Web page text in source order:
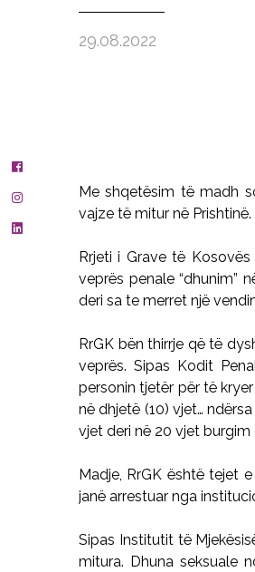
29.08.2022
Me shqetësim të madh
vajze të mitur në Prishtinë.
Rrjeti i Grave të
veprës penale “dhunim”
deri sa te merret një
RrGK bën thirrje që të
veprës. Sipas Kodit
personin tjetër për të
në dhjetë (10) vjet…
vjet deri në 20 vjet burgim
Madje, RrGK është tejet
janë arrestuar nga
Sipas Institutit të
mitura. Dhuna seksuale